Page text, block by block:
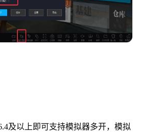
及以上即可支持模拟器多开，模拟